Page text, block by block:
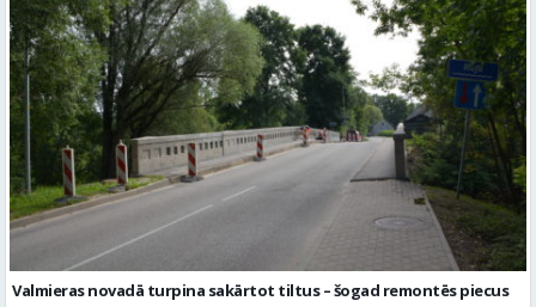
Valmieras novadā turpina sakārtot tiltus – šogad remontēs piecus